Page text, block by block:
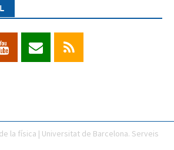
la física | Universitat de Barcelona. Serveis